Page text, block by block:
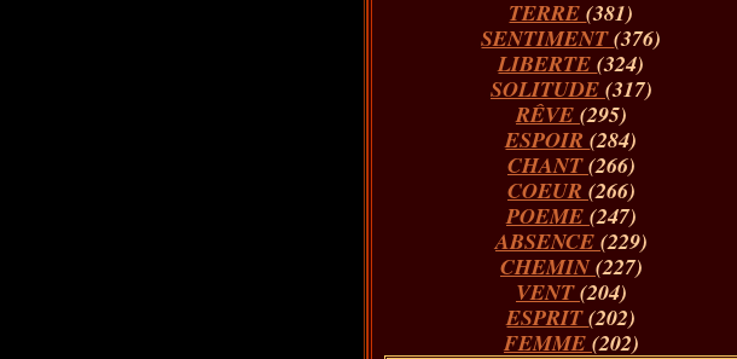
TERRE(381)
SENTIMENT(376)
LIBERTE(324)
SOLITUDE (317)
RÊVE (295)
ESPOIR(284)
CHANT(266)
COEUR (266)
POEME (247)
ABSENCE (229)
CHEMIN(227)
VENT(204)
ESPRIT(202)
FEMME (202)